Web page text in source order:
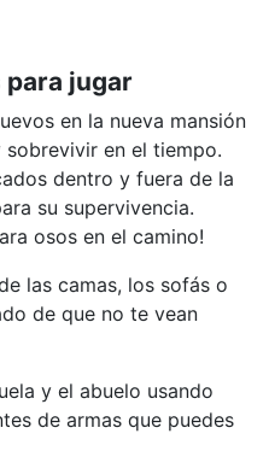
para jugar
en la nueva mansión
en el tiempo.
dentro y fuera de la
su supervivencia.
osos en el camino!
las camas, los sofás o
de que no te vean
y el abuelo usando
de armas que puedes